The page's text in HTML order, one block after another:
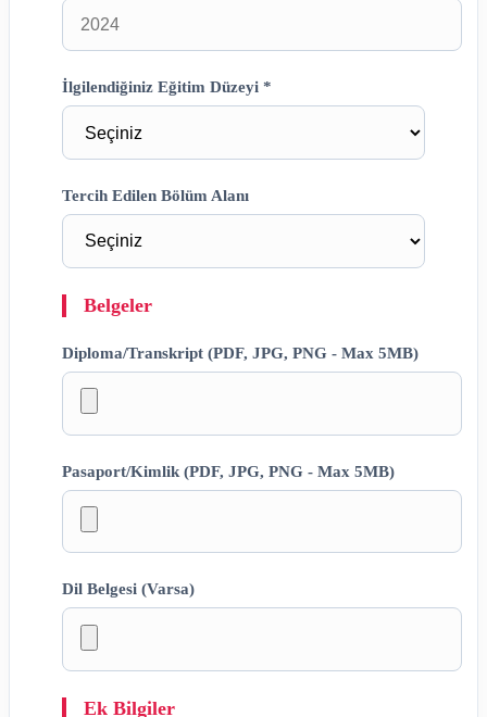
İlgilendiğiniz Eğitim Düzeyi *
Tercih Edilen Bölüm Alanı
Belgeler
Diploma/Transkript (PDF, JPG, PNG - Max 5MB)
Pasaport/Kimlik (PDF, JPG, PNG - Max 5MB)
Dil Belgesi (Varsa)
Ek Bilgiler